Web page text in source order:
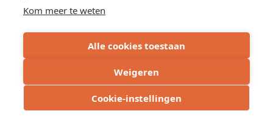
Kom meer te weten
Alle cookies toestaan
Weigeren
Cookie-instellingen
Word lid
Voka 2026
Privacyverklaring
Cookie verklaring
Cookie instellingen
BE 0413.673.821 - RPR: Brussel